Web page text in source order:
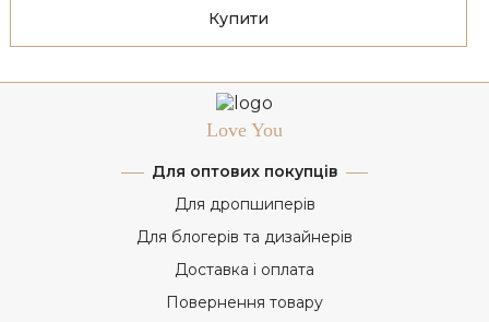
Купити
Love You
Для оптових покупців
Для дропшиперів
Для блогерів та дизайнерів
Доставка і оплата
Повернення товару